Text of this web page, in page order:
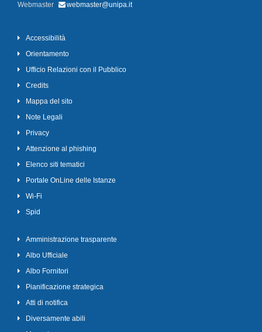
Webmaster
webmaster@unipa.it
Accessibilità
Orientamento
Ufficio Relazioni con il Pubblico
Credits
Mappa del sito
Note Legali
Privacy
Attenzione al phishing
Elenco siti tematici
Portale OnLine delle Istanze
Wi-Fi
Spid
Amministrazione trasparente
Albo Ufficiale
Albo Fornitori
Pianificazione strategica
Atti di notifica
Diversamente abili